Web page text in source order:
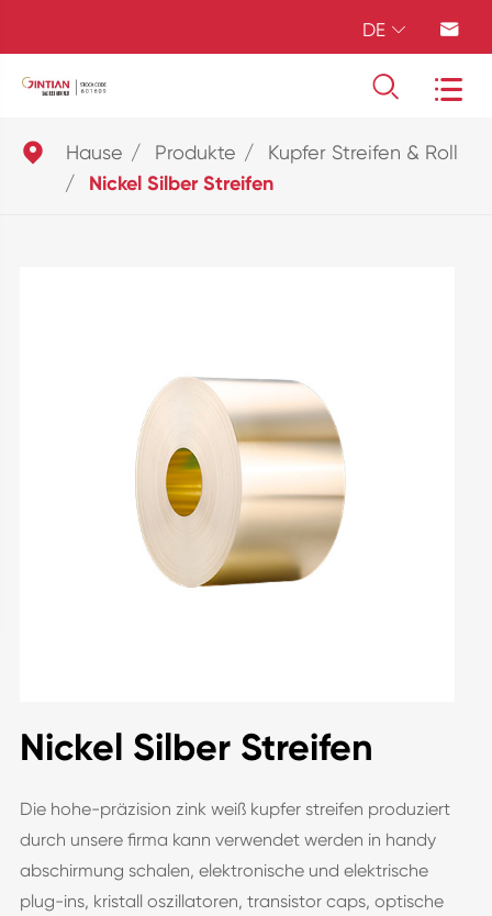
DE  
 
 Hause Produkte Kupfer Streifen & Roll
Nickel Silber Streifen
Nickel Silber Streifen
Die hohe-präzision zink weiß kupfer streifen produziert
durch unsere firma kann verwendet werden in handy
abschirmung schalen, elektronische und elektrische
plug-ins, kristall oszillatoren, transistor caps, optische